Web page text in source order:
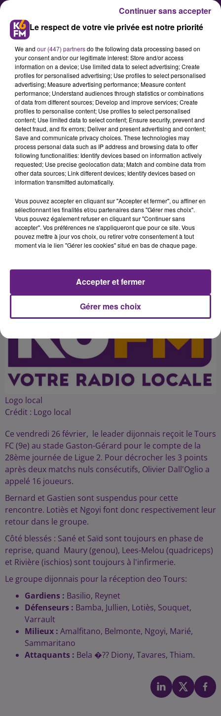
DFCO - Tours : Le groupe
dijonnais
Ce vendredi 26 février, &nbsp;le
leader dijonnais reçoit le Tours FC
(9e) au stade Gaston-Gérard pour le
compte de la 28ème journée de
après deux matchs nuls
consécutifs, Olivier Dall'Oglio a
Logo local
Crédit : Logo local
Ce vendredi 26 février, le leader dijonnais reçoit le Tours
FC (9e) au stade Gaston-Gérard pour le compte de la
28ème journée de Ligue 2. Pour décrocher les 3 points
après deux matchs nuls consécutifs, Olivier Dall'Oglio a
appelé 16 joueurs.
Bernard et Gastien sont suspendus pour cette
rencontre. Lotiès et Ngoyi font donc respectivement leur
retour dans le groupe.
Côté blessés : Sané et Saïd sont toujours en phase de
reprise, quand Maury (genou), Lees-Melou (quadriceps)
et Rivière (ischios) sont toujours à l'infirmerie.
Le groupe dijonnais pour la réception deo Tours:
Gardiens : Basilio, Reynet
Défenseurs : Bamba, Jullien, Lotiès, Souquet,
Varrault
Milieux : Amalfitano, Belmonte, Ngoyi, Marié,
Sammaritano
Attaquants : Bela �?? Diony, Tavares, Thiam.
Le respect de votre vie privée est notre priorité
We and our (447) partnersdo the following data processing based on
your consent and/or our legitimate interest: Store and/or access
information on a device; Use limited data to select advertising; Create
profiles for personalised advertising; Use profiles to select personalised
advertising; Measure advertising performance; Measure content
performance; Understand audiences through statistics or combinations
of data from different sources; Develop and improve services; Create
profiles to personalise content; Use profiles to select personalised
content; Use limited data to select content; Ensure security, prevent and
detect fraud, and fix errors; Deliver and present advertising and content;
Save and communicate privacy choices. These technologies may
process personal data such as IP address and browsing data to offer
following functionalities: Identify devices based on information actively
requested; Use precise geolocation data; Match and combine data from
other data sources; Link different devices; Identify devices based on
information transmitted automatically.
Vous pouvez accepter en cliquant sur "Accepter et fermer", ou affiner en
sélectionnant les finalités et/ou partenaires dans "Gérer mes choix".
Vous pouvez également refuser en cliquant sur "Continuer sans
accepter". Vos préférences ne s'appliqueront que pour ce site. Vous
pouvez mettre à jour vos choix, ou retirer votre consentement à tout
moment via le lien "Gérer les cookies" situé en bas de chaque page.
Gérer mes choix
Accepter et fermer
Continuer sans accepter